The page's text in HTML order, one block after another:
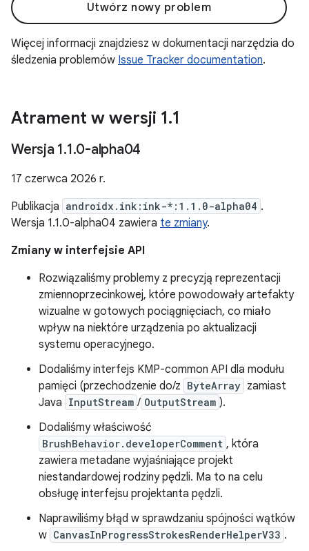
Utwórz nowy problem
Więcej informacji znajdziesz w dokumentacji narzędzia do
śledzenia problemów Issue Tracker documentation.
Atrament w wersji 1.1
Wersja 1.1.0-alpha04
17 czerwca 2026 r.
Publikacja androidx.ink:ink-*:1.1.0-alpha04 .
Wersja 1.1.0-alpha04 zawiera te zmiany.
Zmiany w interfejsie API
Rozwiązaliśmy problemy z precyzją reprezentacji
zmiennoprzecinkowej, które powodowały artefakty
wizualne w gotowych pociągnięciach, co miało
wpływ na niektóre urządzenia po aktualizacji
systemu operacyjnego.
Dodaliśmy interfejs KMP-common API dla modułu
pamięci (przechodzenie do/z ByteArray zamiast
Java InputStream / OutputStream ).
Dodaliśmy właściwość
BrushBehavior.developerComment , która
zawiera metadane wyjaśniające projekt
niestandardowej rodziny pędzli. Ma to na celu
obsługę interfejsu projektanta pędzli.
Naprawiliśmy błąd w sprawdzaniu spójności wątków
w CanvasInProgressStrokesRenderHelperV33 .